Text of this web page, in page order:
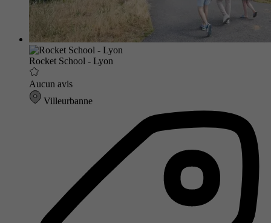
Rocket School - Lyon
Aucun avis
Villeurbanne